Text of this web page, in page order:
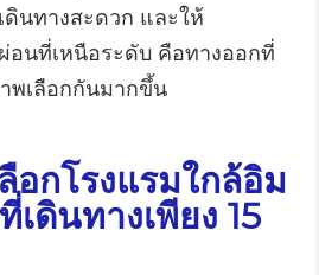
นทางสะดวก และให้
อนที่เหนือระดับ คือทางออกที่
พเลือกกันมากขึ้น
อกโรงแรมใกล้อิม
ดินทางเพียง 15